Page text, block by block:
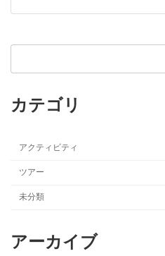
検
カテゴリ
アクティビティ
ツアー
未分類
アーカイブ